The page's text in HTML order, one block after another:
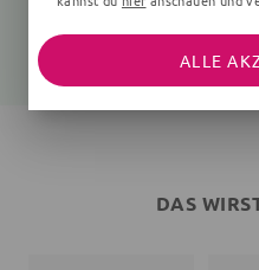
9,99 €
DAS
ALLE